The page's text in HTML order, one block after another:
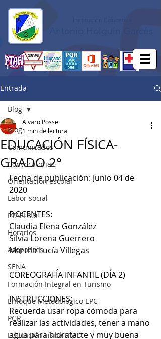
Entrada
Blog
Comunicados
Convocatorias
Orientación escolar
Labor social
PTAFI 3.0
Horarios
Asopadres
SENA
Formación Integral en Turismo
Enfoque Metodologico EPC
PGR
Educación Física R y D
Blog
EDUCACIÓN FÍSICA-
GRADO 2°
Alvaro Posse
1 min de lectura
Fecha de publicación: Junio 04 de
2020
DOCENTES:
Claudia Elena González
Silvia Lorena Guerrero
Martha Lucía Villegas
COREOGRAFÍA INFANTIL (DÍA 2)
INSTRUCCIONES:
Recuerda usar ropa cómoda para
realizar las actividades, tener a mano
agua para hidratarte y muy buena